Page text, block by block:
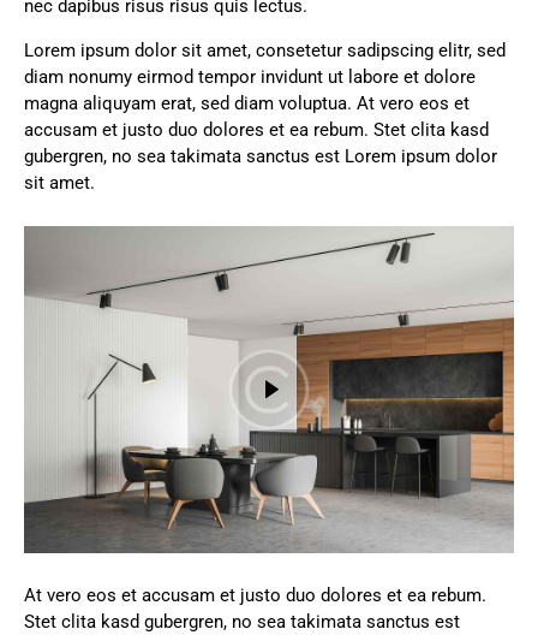
nec dapibus risus risus quis lectus.
Lorem ipsum dolor sit amet, consetetur sadipscing elitr, sed
diam nonumy eirmod tempor invidunt ut labore et dolore
magna aliquyam erat, sed diam voluptua. At vero eos et
accusam et justo duo dolores et ea rebum. Stet clita kasd
gubergren, no sea takimata sanctus est Lorem ipsum dolor
sit amet.
At vero eos et accusam et justo duo dolores et ea rebum.
Stet clita kasd gubergren, no sea takimata sanctus est